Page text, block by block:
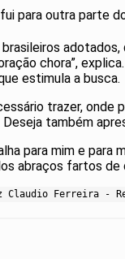
para outra parte
chora”,
estimula a busca.
trazer, onde
também
para mim e
abraços fartos de
Claudio Ferreira -